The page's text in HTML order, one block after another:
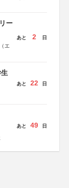
ー
エ
あと 2 日
あと 22 日
あと 49 日